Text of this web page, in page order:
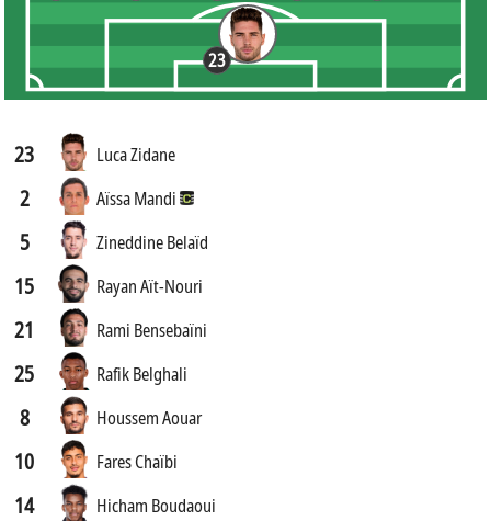
23
23 Luca Zidane
2 Aïssa Mandi
5 Zineddine Belaïd
15 Rayan Aït-Nouri
21 Rami Bensebaïni
25 Rafik Belghali
8 Houssem Aouar
10 Fares Chaïbi
14 Hicham Boudaoui